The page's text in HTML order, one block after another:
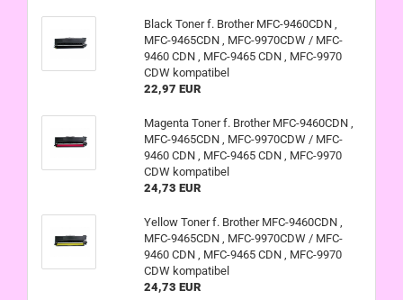
Black Toner f. Brother MFC-9460CDN ,
MFC-9465CDN , MFC-9970CDW / MFC-
9460 CDN , MFC-9465 CDN , MFC-9970
CDW kompatibel
22,97 EUR
Magenta Toner f. Brother MFC-9460CDN ,
MFC-9465CDN , MFC-9970CDW / MFC-
9460 CDN , MFC-9465 CDN , MFC-9970
CDW kompatibel
24,73 EUR
Yellow Toner f. Brother MFC-9460CDN ,
MFC-9465CDN , MFC-9970CDW / MFC-
9460 CDN , MFC-9465 CDN , MFC-9970
CDW kompatibel
24,73 EUR